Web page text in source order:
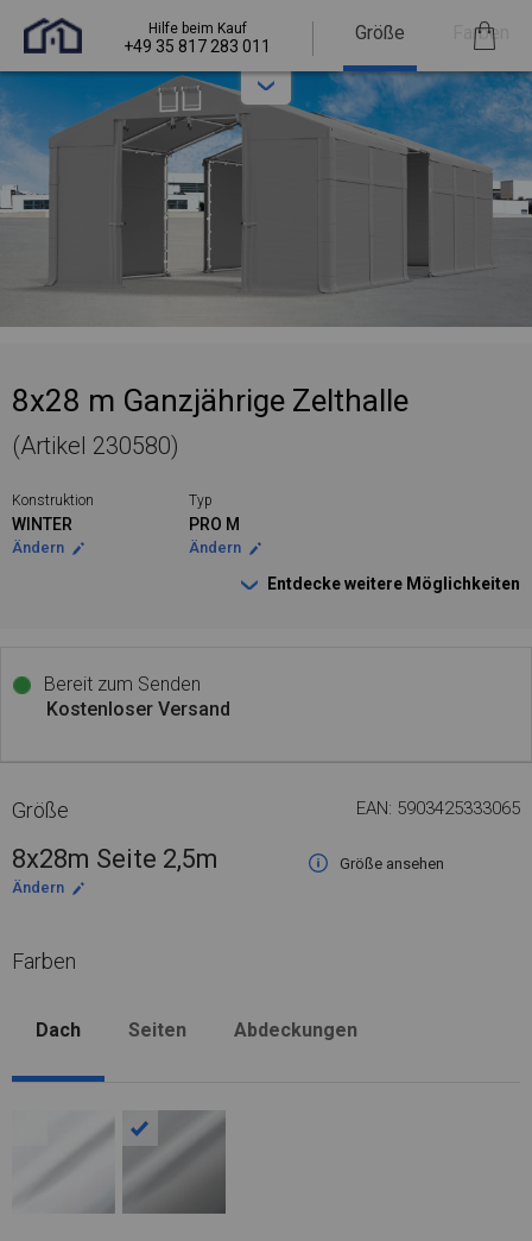
Hilfe beim Kauf
+49 35 817 283 011
Größe Farben
8x28 m Ganzjährige Zelthalle
(Artikel 230580)
Konstruktion
WINTER
Ändern
Typ
PRO M
Ändern
Entdecke weitere Möglichkeiten
Bereit zum Senden
Kostenloser Versand
Größe EAN: 5903425333065
8x28m Seite 2,5m
Größe ansehen
Ändern
Farben
Dach Seiten Abdeckungen